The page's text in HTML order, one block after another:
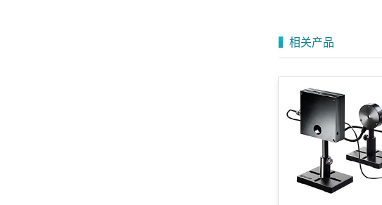
相关产品